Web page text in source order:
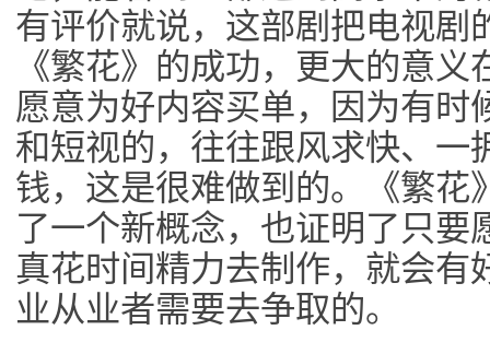
有评价就说，这部剧把电视剧
《繁花》的成功，更大的意
愿意为好内容买单，因为有时
和短视的，往往跟风求快、一
钱，这是很难做到的。《繁花
了一个新概念，也证明了只要
真花时间精力去制作，就会有
业从业者需要去争取的。